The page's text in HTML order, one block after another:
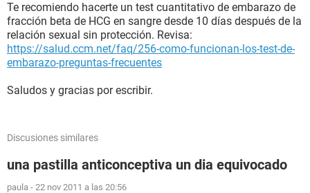
Te recomiendo hacerte un test cuantitativo de embarazo de
fracción beta de HCG en sangre desde 10 días después de la
relación sexual sin protección. Revisa:
https://salud.ccm.net/faq/256-como-funcionan-los-test-de-
embarazo-preguntas-frecuentes
Saludos y gracias por escribir.
Discusiones similares
una pastilla anticonceptiva un dia equivocado
paula - 22 nov 2011 a las 20:56